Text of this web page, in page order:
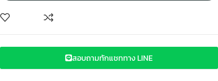
สอบถามทักแชททาง LINE